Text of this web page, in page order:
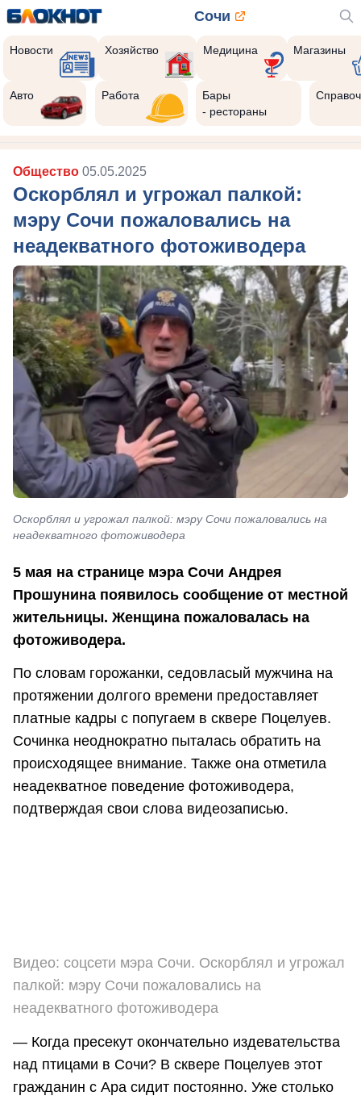
Сочи
Новости Хозяйство Медицина Магазины
Авто Работа
Бары
- рестораны
Общество 05.05.2025
Оскорблял и угрожал палкой:
мэру Сочи пожаловались на
неадекватного фотоживодера
Оскорблял и угрожал палкой: мэру Сочи пожаловались на
неадекватного фотоживодера
5 мая на странице мэра Сочи Андрея
Прошунина появилось сообщение от местной
жительницы. Женщина пожаловалась на
фотоживодера.
По словам горожанки, седовласый мужчина на
протяжении долгого времени предоставляет
платные кадры с попугаем в сквере Поцелуев.
Сочинка неоднократно пыталась обратить на
происходящее внимание. Также она отметила
неадекватное поведение фотоживодера,
подтверждая свои слова видеозаписью.
Видео: соцсети мэра Сочи. Оскорблял и угрожал
палкой: мэру Сочи пожаловались на
неадекватного фотоживодера
— Когда пресекут окончательно издевательства
над птицами в Сочи? В сквере Поцелуев этот
гражданин с Ара сидит постоянно. Уже столько